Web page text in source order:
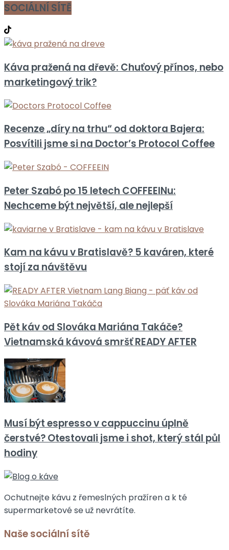
SOCIÁLNÍ SÍTĚ
Káva pražená na dřevě: Chuťový přínos, nebo
marketingový trik?
Recenze „díry na trhu“ od doktora Bajera:
Posvítili jsme si na Doctor’s Protocol Coffee
Peter Szabó po 15 letech COFFEEINu:
Nechceme být největší, ale nejlepší
Kam na kávu v Bratislavě? 5 kaváren, které
stojí za návštěvu
Pět káv od Slováka Mariána Takáče?
Vietnamská kávová smršť READY AFTER
Musí být espresso v cappuccinu úplně
čerstvé? Otestovali jsme i shot, který stál půl
hodiny
Ochutnejte kávu z řemeslných pražíren a k té
supermarketové se už nevrátíte.
Naše sociální sítě